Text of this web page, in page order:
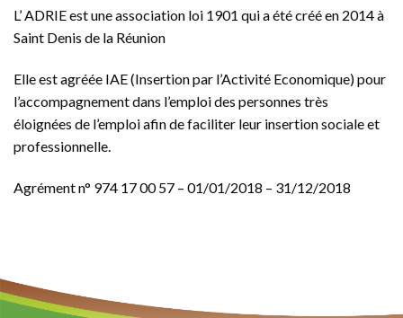
L’ ADRIE est une association loi 1901 qui a été créé en 2014 à
Saint Denis de la Réunion
Elle est agréée IAE(Insertion par l’Activité Economique) pour
l’accompagnement dans l’emploi des personnes très
éloignées de l’emploi afin de faciliter leur insertion sociale et
professionnelle.
Agrément n° 974 17 00 57 – 01/01/2018 – 31/12/2018